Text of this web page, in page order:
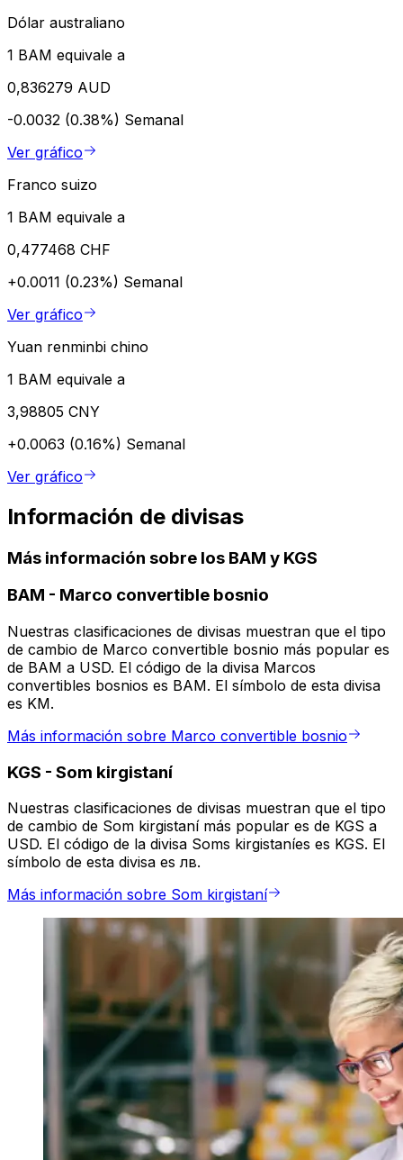
Dólar australiano
1 BAM equivale a
0,836279 AUD
-0.0032 (0.38%) Semanal
Ver gráfico
Franco suizo
1 BAM equivale a
0,477468 CHF
+0.0011 (0.23%) Semanal
Ver gráfico
Yuan renminbi chino
1 BAM equivale a
3,98805 CNY
+0.0063 (0.16%) Semanal
Ver gráfico
Información de divisas
Más información sobre los BAM y KGS
BAM - Marco convertible bosnio
Nuestras clasificaciones de divisas muestran que el tipo
de cambio de Marco convertible bosnio más popular es
de BAM a USD. El código de la divisa Marcos
convertibles bosnios es BAM. El símbolo de esta divisa
es KM.
Más información sobre Marco convertible bosnio
KGS - Som kirgistaní
Nuestras clasificaciones de divisas muestran que el tipo
de cambio de Som kirgistaní más popular es de KGS a
USD. El código de la divisa Soms kirgistaníes es KGS. El
símbolo de esta divisa es лв.
Más información sobre Som kirgistaní